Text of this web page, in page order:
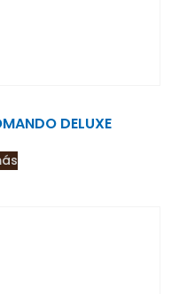
DELUXE